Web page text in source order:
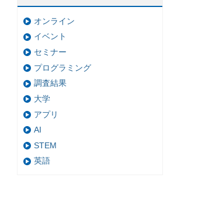
オンライン
イベント
セミナー
プログラミング
調査結果
大学
アプリ
AI
STEM
英語